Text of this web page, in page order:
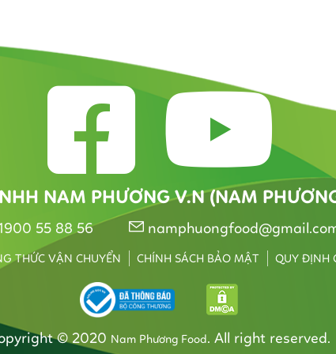
NAM PHƯƠNG V.N (NAM
55 88 56
THỨC VẬN CHUYỂN CHÍNH SÁCH BẢO MẬT QUY ĐỊNH
© 2020 Nam Phương Food. All right reserved.